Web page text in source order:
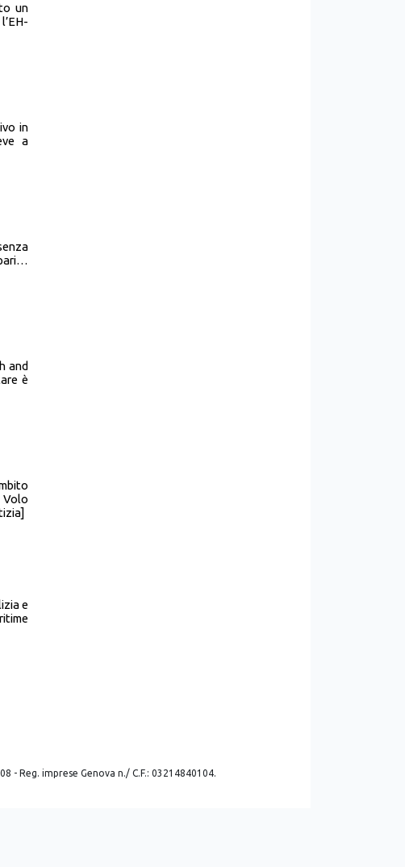
un
in
a
and
è
e
- Reg. imprese Genova n./ C.F.: 03214840104.